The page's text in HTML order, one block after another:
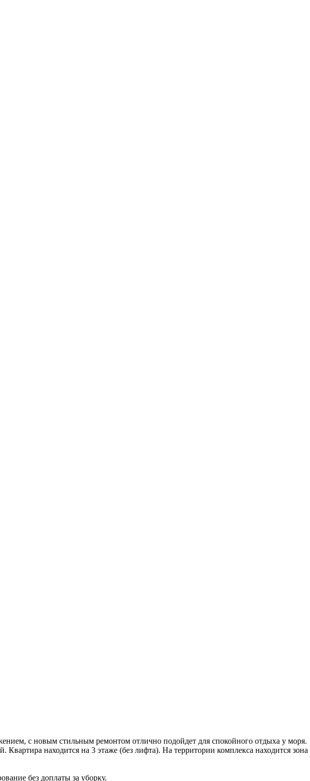
с новым стильным ремонтом отлично подойдет для спокойного отдыха у моря.
находится на 3 этаже (без лифта). На территории комплекса находится зона
без доплаты за уборку.